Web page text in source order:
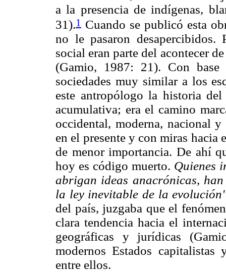
a la presencia de indígenas,
31).1 Cuando se publicó esta
no le pasaron
social eran parte del acontecer
(Gamio, 1987: 21). Con
sociedades muy similar a los
este antropólogo la historia
acumulativa; era el camino
occidental, moderna, nacional
en el presente y con miras hacia
de menor importancia. De ahí
hoy es código muerto. Quienes
abrigan ideas anacrónicas,
la ley inevitable de la
del país, juzgaba que el
clara tendencia hacia el
geográficas y jurídicas
modernos Estados
entre ellos.